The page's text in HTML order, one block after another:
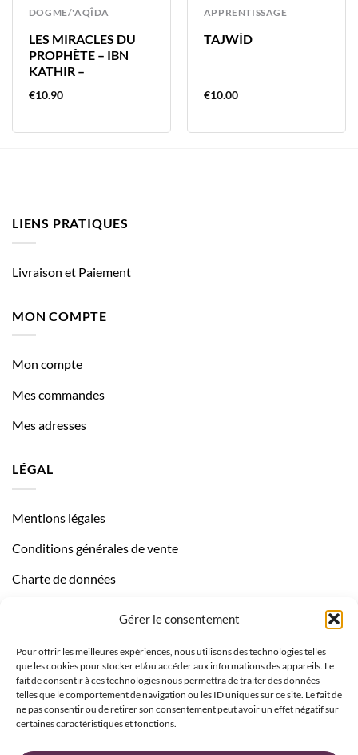
Gérer le consentement
Pour offrir les meilleures expériences, nous utilisons des technologies telles
que les cookies pour stocker et/ou accéder aux informations des appareils. Le
fait de consentir à ces technologies nous permettra de traiter des données
telles que le comportement de navigation ou les ID uniques sur ce site. Le fait de
ne pas consentir ou de retirer son consentement peut avoir un effet négatif sur
certaines caractéristiques et fonctions.
DOGME/'AQÎDA
LES MIRACLES DU
PROPHÈTE – IBN
KATHIR –
€10.90
APPRENTISSAGE
TAJWÎD
€10.00
LIENS PRATIQUES
Livraison et Paiement
MON COMPTE
Mon compte
Mes commandes
Mes adresses
LÉGAL
Mentions légales
Conditions générales de vente
Charte de données